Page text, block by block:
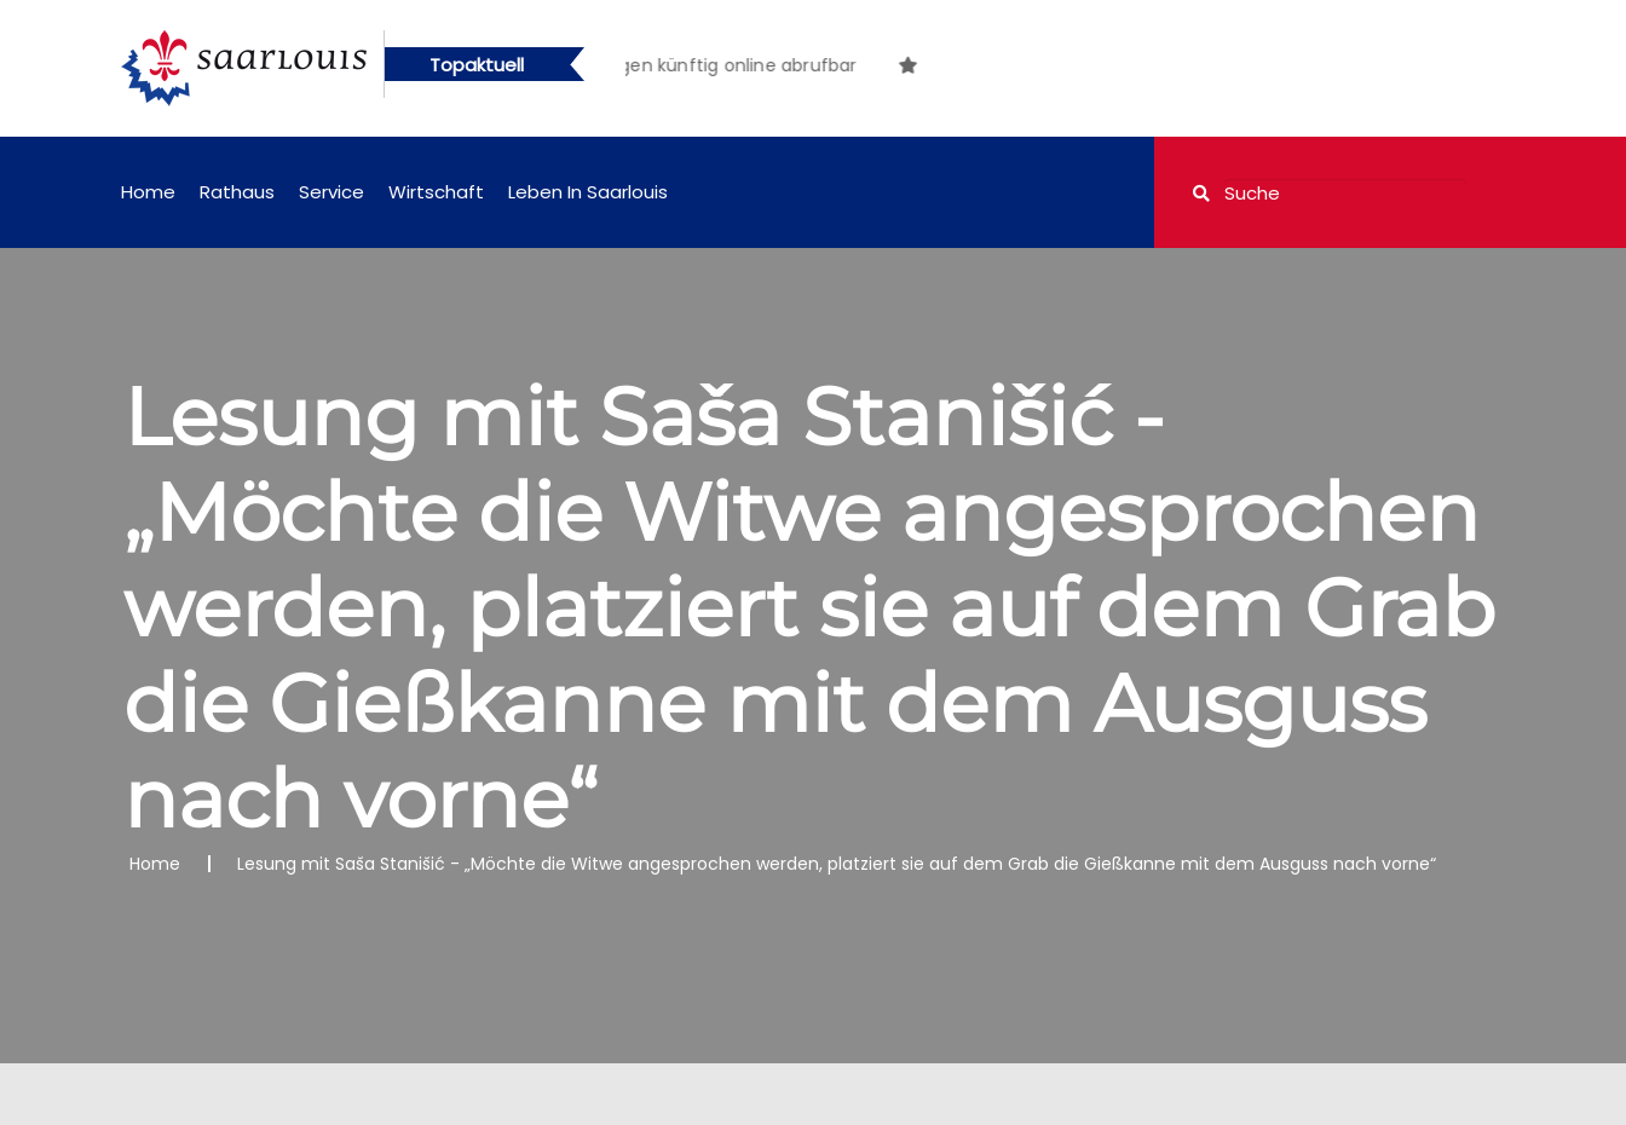
Topaktuell
künftig online abrufbar Öffentliche Bekanntmachungen künftig online abrufbar
Home Rathaus Service Wirtschaft Leben In Saarlouis
Lesung mit Saša Stanišić -
„Möchte die Witwe angesprochen
werden, platziert sie auf dem Grab
die Gießkanne mit dem Ausguss
nach vorne“
Home Lesung mit Saša Stanišić - „Möchte die Witwe angesprochen werden, platziert sie auf dem Grab die Gießkanne mit dem Ausguss nach vorne“